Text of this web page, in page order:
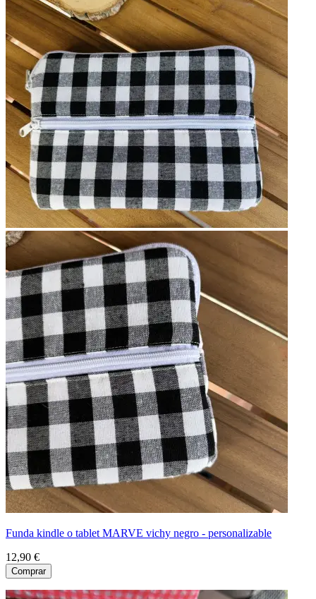
Funda kindle o tablet MARVE vichy negro - personalizable
12,90 €
Comprar